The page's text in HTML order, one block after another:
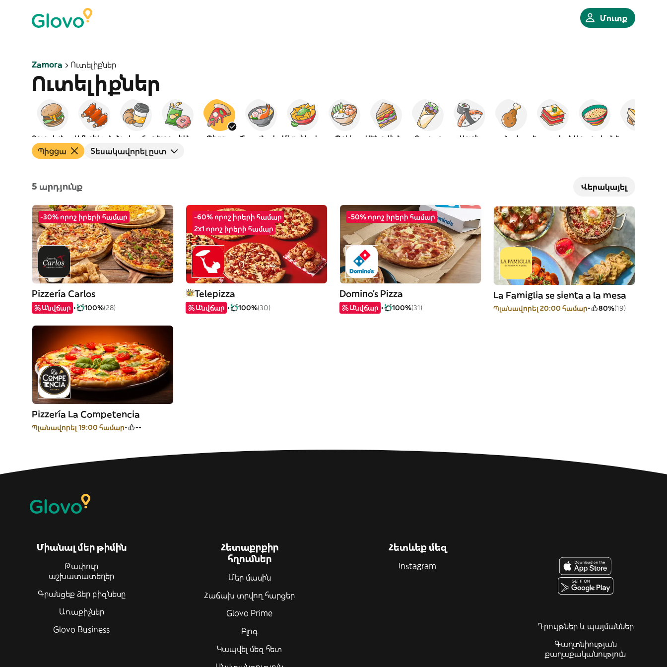
Մուտք
Zamora Ուտելիքներ
Ուտելիքներ
Ամերիկյան Նախաճաշ Պիցցա Պոկե Քյաբաբ Սուշի Հավ Իտալական Արաբական
Պիցցա Տեսակավորել ըստ
5 արդյունք Վերակայել
-30% որոշ իրերի համար
Pizzería Carlos
Անվճար 100%(28)
-60% որոշ իրերի համար
2x1 որոշ իրերի համար
Telepizza
Անվճար 100%(30)
-50% որոշ իրերի համար
Domino's Pizza
Անվճար 100%(31)
La Famiglia se sienta a la mesa
Պլանավորել 20:00 համար 80%(19)
Pizzería La Competencia
Պլանավորել 19:00 համար --
Միանալ մեր թիմին
Թափուր
աշխատատեղեր
Գրանցեք ձեր բիզնեսը
Առաքիչներ
Glovo Business
Հետաքրքիր
հղումներ
Մեր մասին
Հաճախ տրվող հարցեր
Glovo Prime
Բլոգ
Կապվել մեզ հետ
Հետևեք մեզ
Instagram
Դրույթներ և պայմաններ
Գաղտնիության
քաղաքականություն